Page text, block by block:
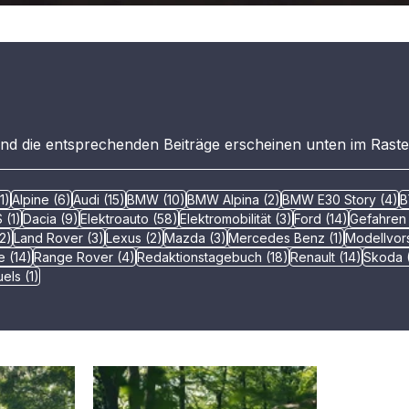
die entsprechenden Beiträge erscheinen unten im
71 Beiträge
Alpine (6)6 Beiträge
Audi (15)15 Beiträge
BMW (10)10 Beiträge
BMW Alpina (2)2 Beiträge
BMW E30 Story (4)4
(1)1 Beitrag
Dacia (9)9 Beiträge
Elektroauto (58)58 Beiträge
Elektromobilität (3)3 Beiträge
Ford (14)14
Gefahren
2 Beiträge
Land Rover (3)3 Beiträge
Lexus (2)2 Beiträge
Mazda (3)3 Beiträge
Mercedes Benz (1)1 Beitrag
(14)14 Beiträge
Range Rover (4)4 Beiträge
Redaktionstagebuch (18)18 Beiträge
Renault (14)14
Skoda
(1)1 Beitrag